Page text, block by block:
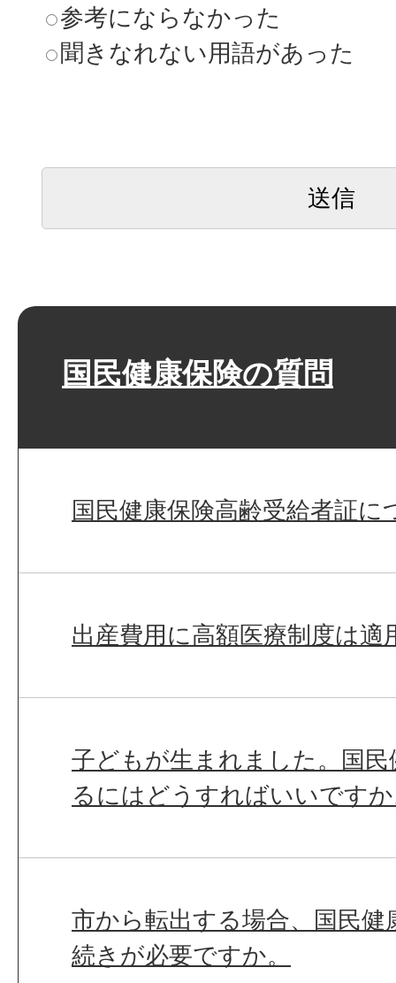
参考にならなかった
聞きなれない用語があった
国民健康保険の質問
国民健康保険高齢受給者証
出産費用に高額医療制度は適
子どもが生まれました。国
るにはどうすればいいです
市から転出する場合、国民健
続きが必要ですか。